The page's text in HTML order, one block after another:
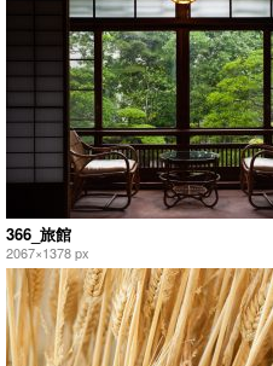
366_旅館
2067×1378 px